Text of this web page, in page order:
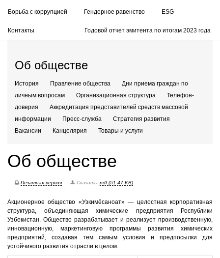
Борьба с коррупцией Гендерное равенство ESG
Контакты Годовой отчет эмитента по итогам 2023 года
Об обществе
История Правление общества
Дни приема граждан по
личным вопросам
Организационная структура
Телефон-
доверия
Аккредитация представителей средств массовой
информации
Пресс-служба
Стратегия развития
Вакансии
Канцелярия Товары и услуги
Об обществе
Печатная версия Скачать: pdf (51.47 KB)
Акционерное общество «Узкимёсаноат» — целостная корпоративная
структура, объединяющая химические предприятия Республики
Узбекистан. Общество разрабатывает и реализует производственную,
инновационную, маркетинговую программы развития химических
предприятий, создавая тем самым условия и предпосылки для
устойчивого развития отрасли в целом.